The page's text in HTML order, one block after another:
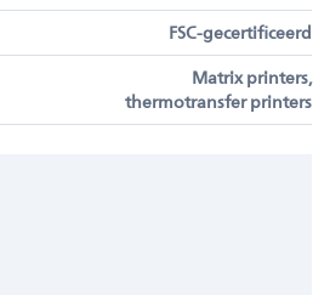
FSC-gecertificeerd
Matrix printers,
thermotransfer printers